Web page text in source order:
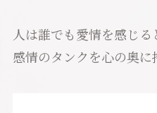
人は誰でも愛情を感じる
感情のタンクを心の奥に